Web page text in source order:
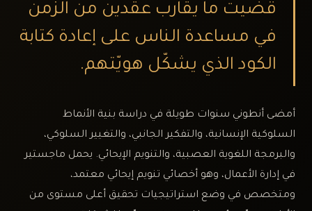
قضيت ما يقارب عقدين من الزمن
في مساعدة الناس على إعادة كتابة
الكود الذي يشكّل هويّتهم.
أمضى أنطوني سنوات طويلة في دراسة بنية الأنماط
السلوكية الإنسانية، والتفكير الجانبي، والتغيير السلوكي،
والبرمجة اللغوية العصبية، والتنويم الإيحائي. يحمل ماجستير
في إدارة الأعمال، وهو أخصائي تنويم إيحائي معتمد،
ومتخصص في وضع استراتيجيات تحقيق أعلى مستوى من